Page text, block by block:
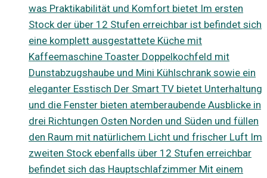
was Praktikabilität und Komfort bietet Im ersten
Stock der über 12 Stufen erreichbar ist befindet sich
eine komplett ausgestattete Küche mit
Kaffeemaschine Toaster Doppelkochfeld mit
Dunstabzugshaube und Mini Kühlschrank sowie ein
eleganter Esstisch Der Smart TV bietet Unterhaltung
und die Fenster bieten atemberaubende Ausblicke in
drei Richtungen Osten Norden und Süden und füllen
den Raum mit natürlichem Licht und frischer Luft Im
zweiten Stock ebenfalls über 12 Stufen erreichbar
befindet sich das Hauptschlafzimmer Mit einem